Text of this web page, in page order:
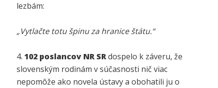
lezbám:
„Vytlačte totu špinu za hranice štátu.“
4.102 poslancov NR SRdospelo k záveru, že
slovenským rodinám v súčasnosti nič viac
nepomôže ako novela ústavy a obohatili ju o